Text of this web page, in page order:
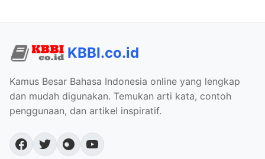
KBBI.co.id
Kamus Besar Bahasa Indonesia online yang lengkap
dan mudah digunakan. Temukan arti kata, contoh
penggunaan, dan artikel inspiratif.